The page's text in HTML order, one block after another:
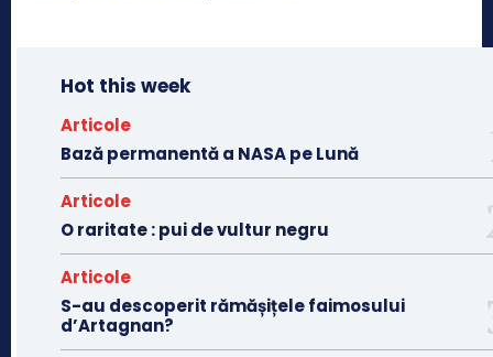
Hot this week
Articole
Bază permanentă a NASA pe Lună
Articole
O raritate : pui de vultur negru
Articole
S-au descoperit rămășițele faimosului
d’Artagnan?